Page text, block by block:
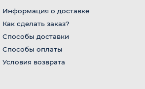
Информация о доставке
Как сделать заказ?
Способы доставки
Способы оплаты
Условия возврата